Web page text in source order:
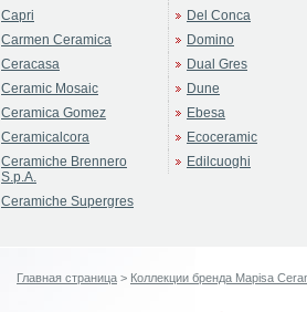
Capri
Carmen Ceramica
Ceracasa
Ceramic Mosaic
Ceramica Gomez
Ceramicalcora
Ceramiche Brennero
S.p.A.
Ceramiche Supergres
Del Conca
Domino
Dual Gres
Dune
Ebesa
Ecoceramic
Edilcuoghi
Главная страница > Коллекции бренда Mapisa